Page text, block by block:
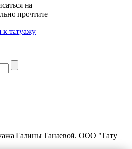
на
прочтите
к татуажу
Галины Танаевой. ООО "Тату